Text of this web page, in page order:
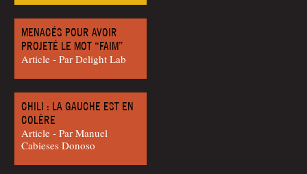
MENACÉS POUR AVOIR
PROJETÉ LE MOT “FAIM”
Article - Par Delight Lab
CHILI : LA GAUCHE EST EN
COLÈRE
Article - Par Manuel
Cabieses Donoso